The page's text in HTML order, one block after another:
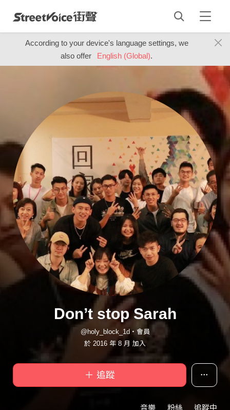
According to your device's language settings, we
also offer
English (Global).
Don’t stop Sarah
@holy_block_1d・會員
於 2016 年 8 月 加入
＋ 追蹤
音樂 粉絲 追蹤中